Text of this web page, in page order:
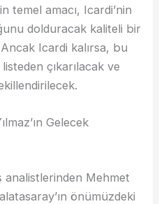
amacı, Icardi’nin
dolduracak kaliteli bir
Icardi kalırsa, bu
çıkarılacak ve
Gelecek
analistlerinden Mehmet
önümüzdeki